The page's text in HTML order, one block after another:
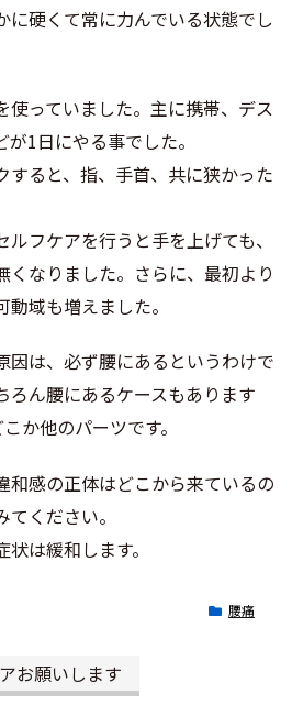
に硬くて常に力んでいる状態でし
使っていました。主に携帯、デス
1日にやる事でした。
すると、指、手首、共に狭かった
フケアを行うと手を上げても、
くなりました。さらに、最初より
域も増えました。
因は、必ず腰にあるというわけで
ろん腰にあるケースもあります
か他のパーツです。
和感の正体はどこから来ているの
ください。
は緩和します。
腰痛
お願いします